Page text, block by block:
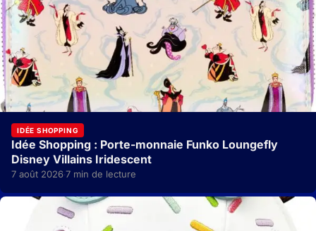
IDÉE SHOPPING
Idée Shopping : Porte-monnaie Funko Loungefly
Disney Villains Iridescent
7 août 2026·7 min de lecture